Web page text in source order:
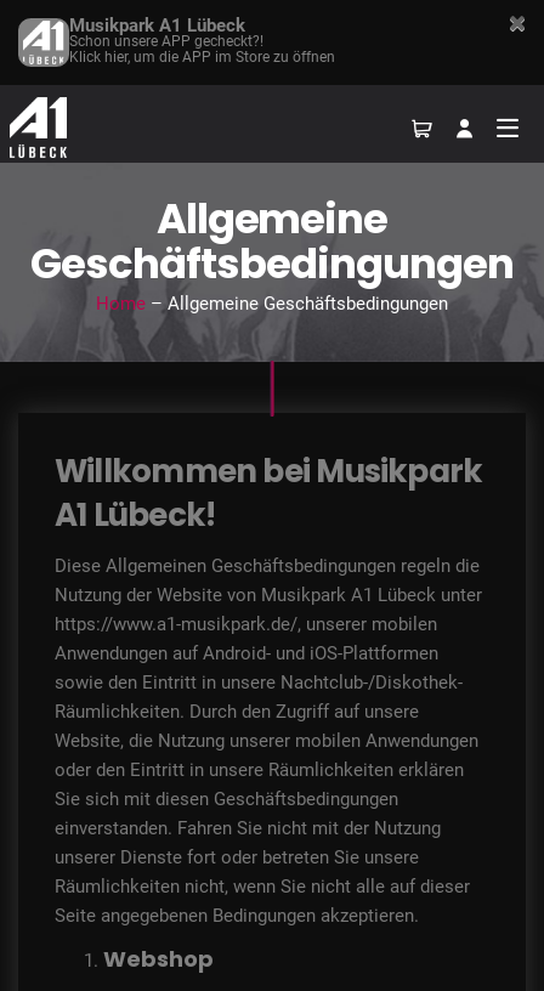
Allgemeine
Geschäftsbedingungen
Home – Allgemeine Geschäftsbedingungen
Willkommen bei Musikpark
A1 Lübeck!
Diese Allgemeinen Geschäftsbedingungen regeln die
Nutzung der Website von Musikpark A1 Lübeck unter
https://www.a1-musikpark.de/, unserer mobilen
Anwendungen auf Android- und iOS-Plattformen
sowie den Eintritt in unsere Nachtclub-/Diskothek-
Räumlichkeiten. Durch den Zugriff auf unsere
Website, die Nutzung unserer mobilen Anwendungen
oder den Eintritt in unsere Räumlichkeiten erklären
Sie sich mit diesen Geschäftsbedingungen
einverstanden. Fahren Sie nicht mit der Nutzung
unserer Dienste fort oder betreten Sie unsere
Räumlichkeiten nicht, wenn Sie nicht alle auf dieser
Seite angegebenen Bedingungen akzeptieren.
Webshop
Musikpark A1 Lübeck
Schon unsere APP gecheckt?!
Klick hier, um die APP im Store zu öffnen